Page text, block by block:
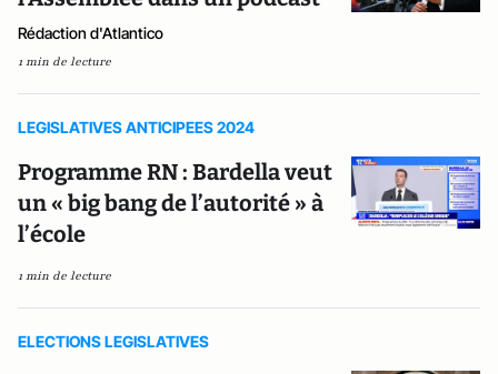
Rédaction d'Atlantico
1 min de lecture
LEGISLATIVES ANTICIPEES 2024
Programme RN : Bardella veut
un « big bang de l’autorité » à
l’école
1 min de lecture
ELECTIONS LEGISLATIVES